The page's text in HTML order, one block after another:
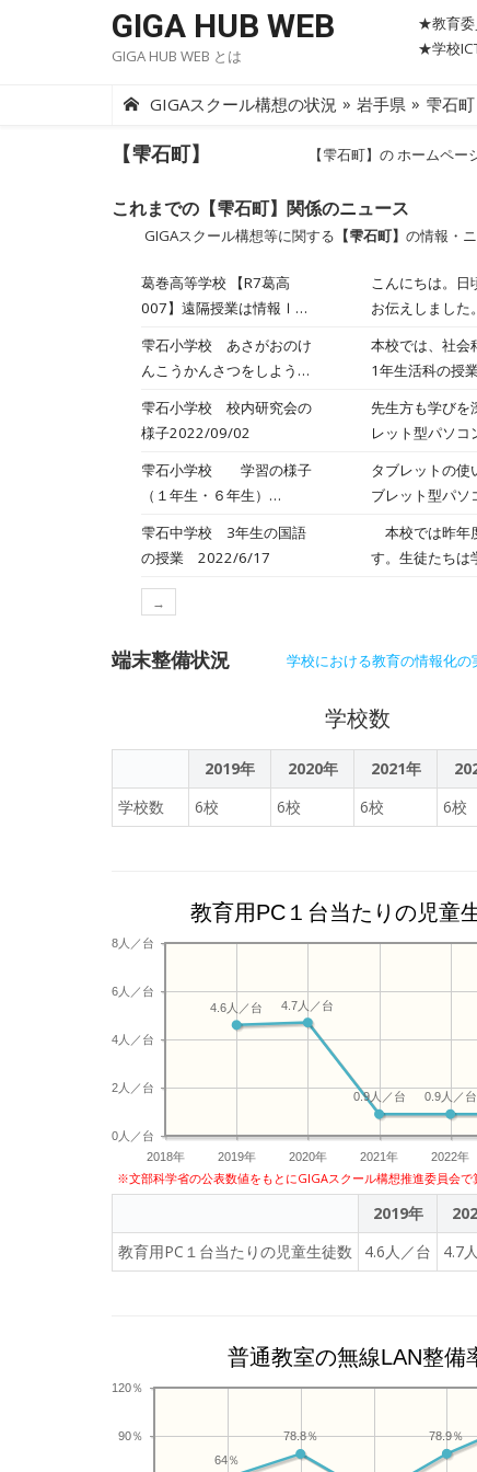
GIGA HUB WEB
GIGA HUB WEB とは
★教育委
★学校
GIGAスクール構想の状況 » 岩手県 » 雫石町
【雫石町】 【雫石町】の ホームペー
これまでの【雫石町】関係のニュース
GIGAスクール構想等に関する 【雫石町】 の情報・
葛巻高等学校 【R7葛高
007】遠隔授業は情報Ⅰ
こんにちは。
お伝えしまし
しいただき、
などを用いて
りました。）
いただき、タ
生徒達は説明
後も、情報モラ
雫石小学校 あさがおのけ
んこうかんさつをしよう
本校では、社会
1年生活科の授
した。
雫石小学校 校内研究会の
様子2022/09/02
先生方も学びを
レット型パソ
を招き、ICTを
は研究授業をと
雫石小学校 学習の様子
（１年生・６年生）
タブレットの使
ブレット型パソ
雫石中学校 3年生の国語
の授業 2022/6/17
本校では昨年
す。生徒たちは
→
端末整備状況 学校における教育の情報化の
学校数
2019年 2020年 2021年
学校数
6校 6校 6校 6校
教育用PC１台当たりの児童
2018年 2019年 2020年 2021年 2022年
0人／台
2人／台
4人／台
6人／台
8人／台
0.9人／台
0.9人／台
4.7人／台
4.6人／台
※文部科学省の公表数値をもとにGIGAスクール構想推進委員会で
2019年
教育用PC１台当たりの児童生徒数
4.6人／台 4.7
普通教室の無線LAN整備
90％
120％
78.9％
78.8％
64％